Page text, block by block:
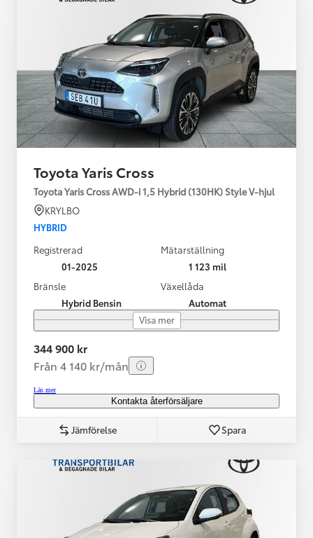
Toyota Yaris Cross
Toyota Yaris Cross AWD-i 1,5 Hybrid (130HK) Style V-hjul
KRYLBO
HYBRID
Registrerad
01-2025
Mätarställning
1 123 mil
Bränsle
Hybrid Bensin
Växellåda
Automat
Visa mer
344 900 kr
Från 4 140 kr/mån
Läs mer
Kontakta återförsäljare
Jämförelse Spara